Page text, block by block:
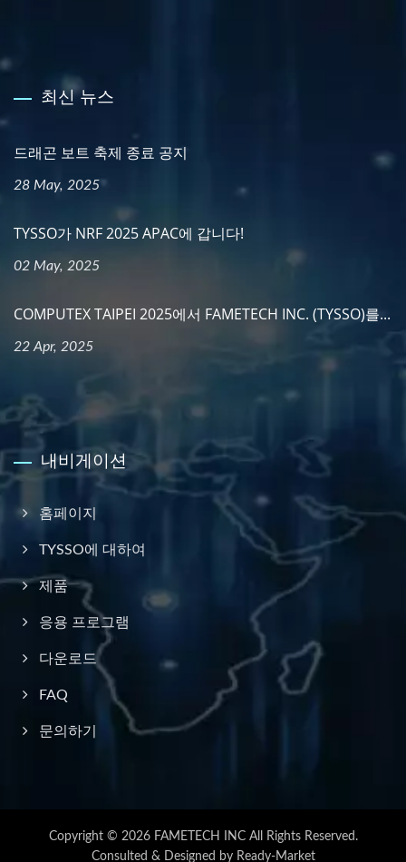
최신 뉴스
드래곤 보트 축제 종료 공지
28 May, 2025
TYSSO가 NRF 2025 APAC에 갑니다!
02 May, 2025
COMPUTEX TAIPEI 2025에서 FAMETECH INC. (TYSSO)를...
22 Apr, 2025
내비게이션
홈페이지
TYSSO에 대하여
제품
응용 프로그램
다운로드
FAQ
문의하기
Copyright © 2026 FAMETECH INCAll Rights Reserved.
Consulted & Designed by Ready-Market